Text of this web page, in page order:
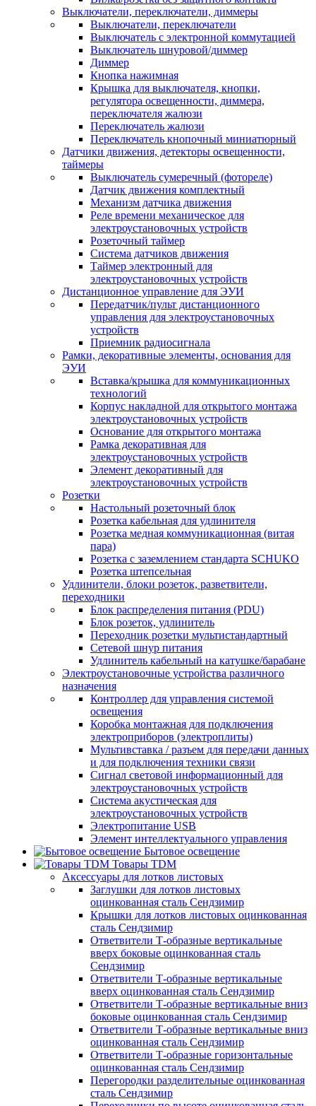
Выключатели, переключатели, диммеры
Выключатели, переключатели
Выключатель с электронной коммутацией
Выключатель шнуровой/диммер
Диммер
Кнопка нажимная
Крышка для выключателя, кнопки,
регулятора освещенности, диммера,
переключателя жалюзи
Переключатель жалюзи
Переключатель кнопочный миниатюрный
Датчики движения, детекторы освещенности,
таймеры
Выключатель сумеречный (фотореле)
Датчик движения комплектный
Механизм датчика движения
Реле времени механическое для
электроустановочных устройств
Розеточный таймер
Система датчиков движения
Таймер электронный для
электроустановочных устройств
Дистанционное управление для ЭУИ
Передатчик/пульт дистанционного
управления для электроустановочных
устройств
Приемник радиосигнала
Рамки, декоративные элементы, основания для
ЭУИ
Вставка/крышка для коммуникационных
технологий
Корпус накладной для открытого монтажа
электроустановочных устройств
Основание для открытого монтажа
Рамка декоративная для
электроустановочных устройств
Элемент декоративный для
электроустановочных устройств
Розетки
Настольный розеточный блок
Розетка кабельная для удлинителя
Розетка медная коммуникационная (витая
пара)
Розетка с заземлением стандарта SCHUKO
Розетка штепсельная
Удлинители, блоки розеток, разветвители,
переходники
Блок распределения питания (PDU)
Блок розеток, удлинитель
Переходник розетки мультистандартный
Сетевой шнур питания
Удлинитель кабельный на катушке/барабане
Электроустановочные устройства различного
назначения
Контроллер для управления системой
освещения
Коробка монтажная для подключения
электроприборов (электроплиты)
Мультивставка / разъем для передачи данных
и для подключения техники связи
Сигнал световой информационный для
электроустановочных устройств
Система акустическая для
электроустановочных устройств
Электропитание USB
Элемент интеллектуального управления
Бытовое освещение
Товары TDM
Аксессуары для лотков листовых
Заглушки для лотков листовых
оцинкованная сталь Сендзимир
Крышки для лотков листовых оцинкованная
сталь Сендзимир
Ответвители Т-образные вертикальные
вверх боковые оцинкованная сталь
Сендзимир
Ответвители Т-образные вертикальные
вверх оцинкованная сталь Сендзимир
Ответвители Т-образные вертикальные вниз
боковые оцинкованная сталь Сендзимир
Ответвители Т-образные вертикальные вниз
оцинкованная сталь Сендзимир
Ответвители Т-образные горизонтальные
оцинкованная сталь Сендзимир
Перегородки разделительные оцинкованная
сталь Сендзимир